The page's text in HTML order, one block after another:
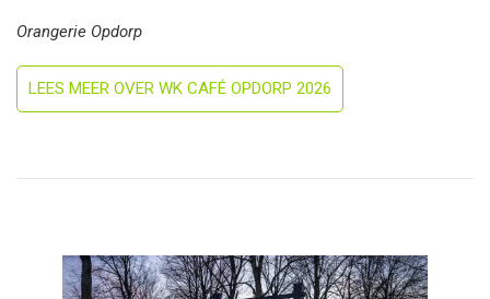
Orangerie Opdorp
LEES MEER OVER WK CAFÉ OPDORP 2026